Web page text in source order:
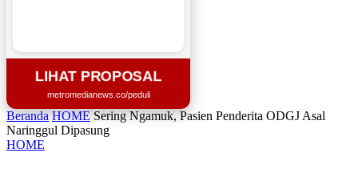
LIHAT PROPOSAL
metromedianews.co/peduli
Beranda HOME Sering Ngamuk, Pasien Penderita ODGJ Asal
Naringgul Dipasung
HOME